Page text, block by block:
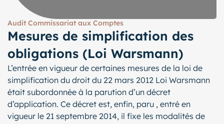
Audit Commissariat aux Comptes
Mesures de simplification des
obligations (Loi Warsmann)
L’entrée en vigueur de certaines mesures de la loi de
simplification du droit du 22 mars 2012 Loi Warsmann
était subordonnée à la parution d’un décret
d’application. Ce décret est, enfin, paru , entré en
vigueur le 21 septembre 2014, il fixe les modalités de